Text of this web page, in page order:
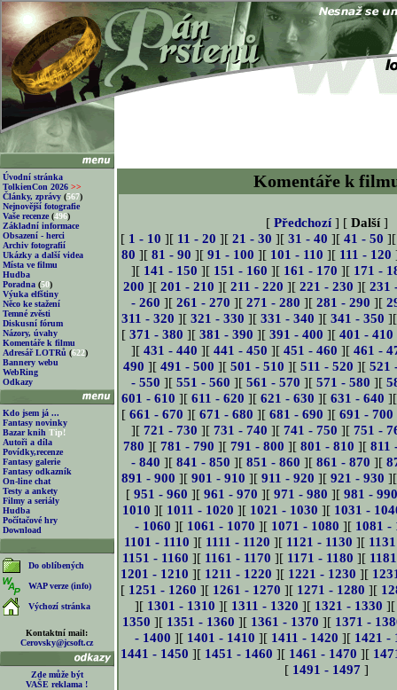
Úvodní stránka
TolkienCon 2026 >>
Články, zprávy (567)
Nejnovější fotografie
Vaše recenze (496)
Základní informace
Obsazení - herci
Archiv fotografií
Ukázky a další videa
Místa ve filmu
Hudba
Poradna (50)
Výuka elfštiny
Něco ke stažení
Temné zvěsti
Diskusní fórum
Názory, úvahy
Komentáře k filmu
Adresář LOTRů (622)
Bannery webu
WebRing
Odkazy
Kdo jsem já ...
Fantasy novinky
Bazar knih Tip!
Autoři a díla
Povídky,recenze
Fantasy galerie
Fantasy odkazník
On-line chat
Testy a ankety
Filmy a seriály
Hudba
Počítačové hry
Download
Do oblíbených
WAP verze (info)
Výchozí stránka
Kontaktní mail:
Cerovsky@jcsoft.cz
Zde může být
VAŠE reklama !
Komentáře k
[ Předchozí] [ Další]
[ 1 - 10 ][ 11 - 20 ][ 21 - 30 ][ 31 - 40 ][ 41 - 50
80 ][81 - 90 ][91 - 100 ][ 101 - 110 ][ 111 - 120
][ 141 - 150 ][ 151 - 160 ][ 161 - 170 ][ 171 -
200 ][ 201 - 210 ][ 211 - 220 ][ 221 - 230 ][ 231
- 260 ][ 261 - 270 ][ 271 - 280 ][ 281 - 290 ][
311 - 320 ][ 321 - 330 ][ 331 - 340 ][ 341 - 350
[ 371 - 380 ][ 381 - 390 ][ 391 - 400 ][ 401 - 410
][ 431 - 440 ][ 441 - 450 ][ 451 - 460 ][ 461 -
490 ][ 491 - 500 ][ 501 - 510 ][ 511 - 520 ][ 521
- 550 ][ 551 - 560 ][ 561 - 570 ][ 571 - 580 ][
601 - 610 ][ 611 - 620 ][ 621 - 630 ][ 631 - 640
[ 661 - 670 ][ 671 - 680 ][ 681 - 690 ][ 691 - 700
][ 721 - 730 ][ 731 - 740 ][ 741 - 750 ][ 751 -
780 ][ 781 - 790 ][ 791 - 800 ][ 801 - 810 ][ 811
- 840 ][ 841 - 850 ][ 851 - 860 ][ 861 - 870 ][
891 - 900 ][ 901 - 910 ][ 911 - 920 ][ 921 - 930
[951 - 960 ][961 - 970 ][971 - 980 ][981 -
1010 ][ 1011 - 1020 ][ 1021 - 1030 ][ 1031 -
- 1060 ][ 1061 - 1070 ][ 1071 - 1080 ][ 1081 -
1101 - 1110 ][ 1111 - 1120 ][ 1121 - 1130 ][
1151 - 1160 ][ 1161 - 1170 ][ 1171 - 1180 ][
1201 - 1210 ][ 1211 - 1220 ][ 1221 - 1230 ][
[ 1251 - 1260 ][ 1261 - 1270 ][ 1271 - 1280 ][
][ 1301 - 1310 ][ 1311 - 1320 ][ 1321 - 1330
1350 ][ 1351 - 1360 ][ 1361 - 1370 ][ 1371 -
- 1400 ][ 1401 - 1410 ][ 1411 - 1420 ][ 1421 -
1441 - 1450 ][ 1451 - 1460 ][ 1461 - 1470 ][
[ 1491 - 1497 ]